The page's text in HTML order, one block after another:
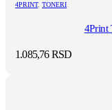
4PRINT, TONERI
4Print
1.085,76RSD